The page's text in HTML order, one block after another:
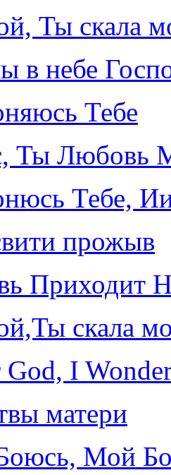
Ты скала
в небе
Тебе
Ты Любовь
Тебе,
прожыв
Приходит
скала
God, I
матери
Мой